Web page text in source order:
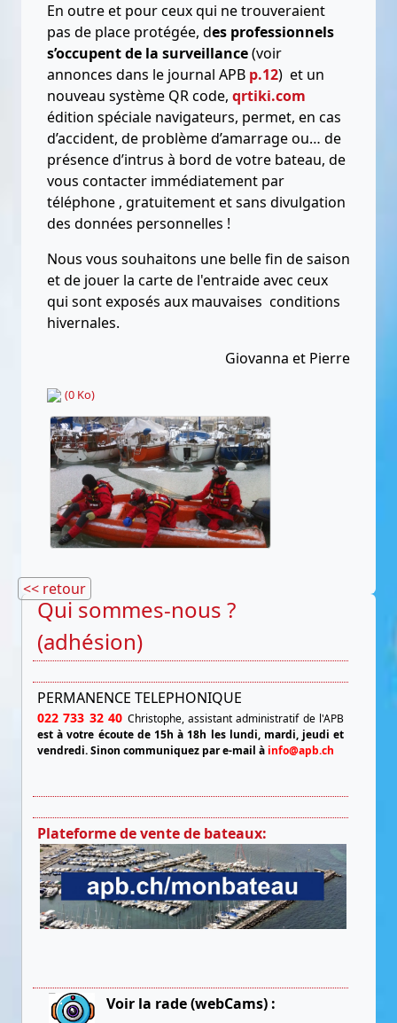
En outre et pour ceux qui ne trouveraient
pas de place protégée, des professionnels
s’occupent de la surveillance(voir
annonces dans le journal APB p.12) et un
nouveau système QR code, qrtiki.com
édition spéciale navigateurs, permet, en cas
d’accident, de problème d’amarrage ou… de
présence d’intrus à bord de votre bateau, de
vous contacter immédiatement par
téléphone , gratuitement et sans divulgation
des données personnelles !
Nous vous souhaitons une belle fin de saison
et de jouer la carte de l'entraide avec ceux
qui sont exposés aux mauvaises conditions
hivernales.
Giovanna et Pierre
(0 Ko)
<< retour
Qui sommes-nous ?
(adhésion)
PERMANENCE TELEPHONIQUE
022 733 32 40 Christophe, assistant administratif de l'APB
est à votre écoute de 15h à 18h les lundi, mardi, jeudi et
vendredi.Sinon communiquez par e-mail à info@apb.ch
Plateforme de vente de bateaux:
Voir la rade (webCams) :